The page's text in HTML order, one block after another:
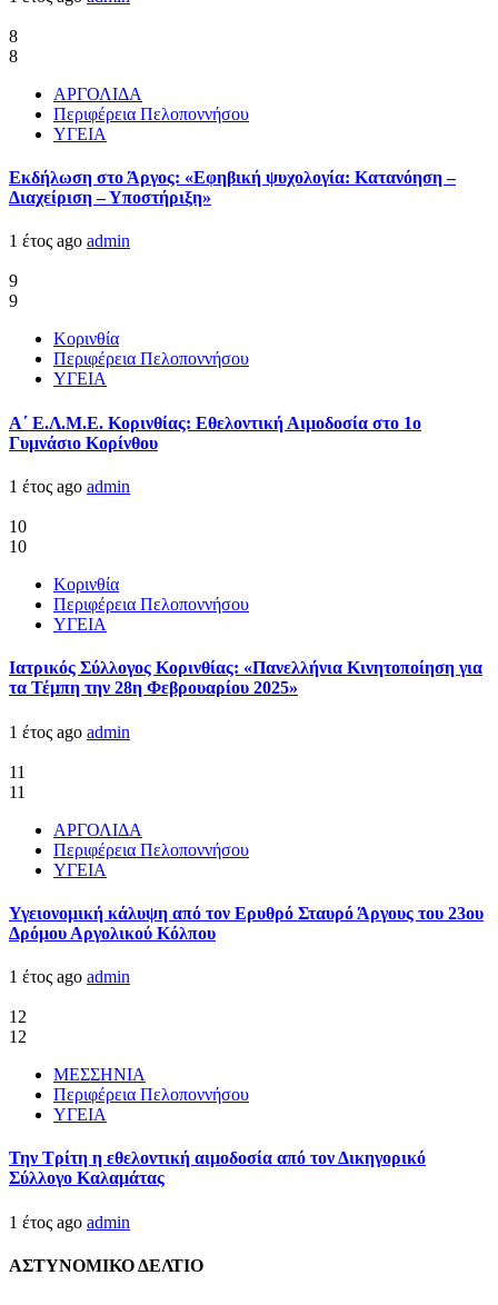
8
8
ΑΡΓΟΛΙΔΑ
Περιφέρεια Πελοποννήσου
ΥΓΕΙΑ
Εκδήλωση στο Άργος: «Εφηβική ψυχολογία: Κατανόηση –
Διαχείριση – Υποστήριξη»
1 έτος ago admin
9
9
Κορινθία
Περιφέρεια Πελοποννήσου
ΥΓΕΙΑ
Α΄ Ε.Λ.Μ.Ε. Κορινθίας: Εθελοντική Αιμοδοσία στο 1ο
Γυμνάσιο Κορίνθου
1 έτος ago admin
10
10
Κορινθία
Περιφέρεια Πελοποννήσου
ΥΓΕΙΑ
Ιατρικός Σύλλογος Κορινθίας: «Πανελλήνια Κινητοποίηση για
τα Τέμπη την 28η Φεβρουαρίου 2025»
1 έτος ago admin
11
11
ΑΡΓΟΛΙΔΑ
Περιφέρεια Πελοποννήσου
ΥΓΕΙΑ
Υγειονομική κάλυψη από τον Ερυθρό Σταυρό Άργους του 23ου
Δρόμου Αργολικού Κόλπου
1 έτος ago admin
12
12
ΜΕΣΣΗΝΙΑ
Περιφέρεια Πελοποννήσου
ΥΓΕΙΑ
Την Τρίτη η εθελοντική αιμοδοσία από τον Δικηγορικό
Σύλλογο Καλαμάτας
1 έτος ago admin
ΑΣΤΥΝΟΜΙΚΟ ΔΕΛΤΙΟ